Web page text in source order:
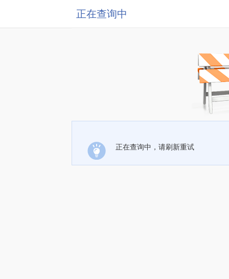
正在查询中
正在查询中，请刷新重试